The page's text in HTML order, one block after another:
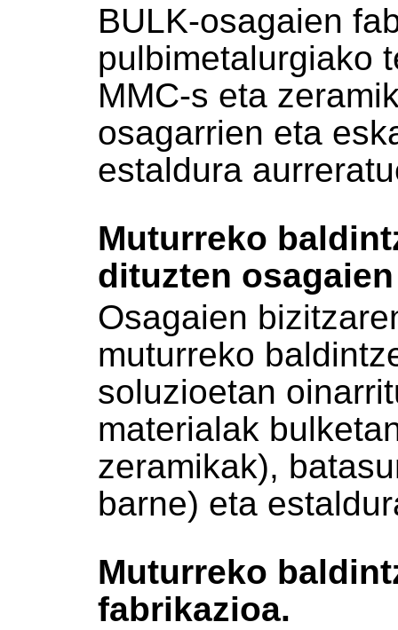
BULK-osagaien
pulbimetalurgiako
MMC-s eta
osagarrien eta
estaldura
Muturreko
dituzten
Osagaien
muturreko
soluzioetan
materialak
zeramikak),
barne) eta
Muturreko
fabrikazioa.